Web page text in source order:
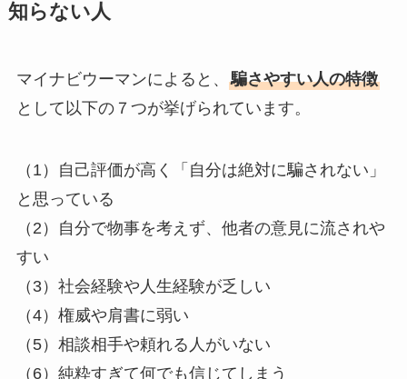
知らない人
マイナビウーマンによると、 騙さやすい人の特徴
として以下の７つが挙げられています。
（1）自己評価が高く「自分は絶対に騙されない」
と思っている
（2）自分で物事を考えず、他者の意見に流されや
すい
（3）社会経験や人生経験が乏しい
（4）権威や肩書に弱い
（5）相談相手や頼れる人がいない
（6）純粋すぎて何でも信じてしまう